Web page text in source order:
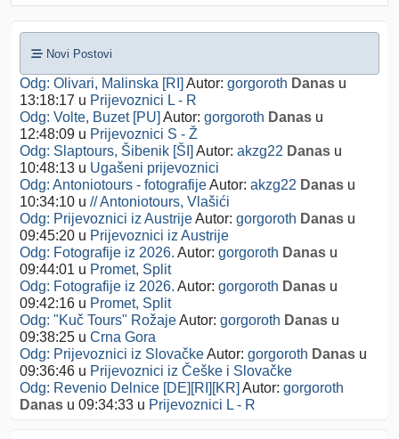
Novi Postovi
Odg: Olivari, Malinska [RI] Autor: gorgoroth Danas u
13:18:17 u Prijevoznici L - R
Odg: Volte, Buzet [PU] Autor: gorgoroth Danas u
12:48:09 u Prijevoznici S - Ž
Odg: Slaptours, Šibenik [ŠI] Autor: akzg22 Danas u
10:48:13 u Ugašeni prijevoznici
Odg: Antoniotours - fotografijeAutor: akzg22 Danas u
10:34:10 u // Antoniotours, Vlašići
Odg: Prijevoznici iz AustrijeAutor: gorgoroth Danas u
09:45:20 u Prijevoznici iz Austrije
Odg: Fotografije iz 2026. Autor: gorgoroth Danas u
09:44:01 u Promet, Split
Odg: Fotografije iz 2026. Autor: gorgoroth Danas u
09:42:16 u Promet, Split
Odg: "Kuč Tours" RožajeAutor: gorgoroth Danas u
09:38:25 u Crna Gora
Odg: Prijevoznici iz SlovačkeAutor: gorgoroth Danas u
09:36:46 u Prijevoznici iz Češke i Slovačke
Odg: Revenio Delnice [DE][RI][KR] Autor: gorgoroth
Danas u 09:34:33 u Prijevoznici L - R